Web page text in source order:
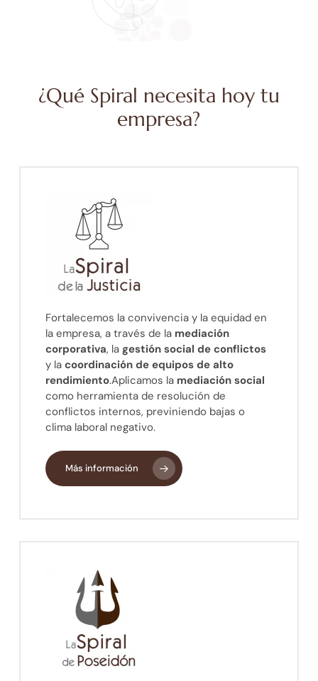
¿Qué Spiral necesita hoy tu
empresa?
Fortalecemos la convivencia y la equidad en
la empresa, a través de la mediación
corporativa, lagestión social de conflictos
y lacoordinación de equipos de alto
rendimiento.Aplicamos la mediación social
como herramienta de resolución de
conflictos internos, previniendo bajas o
clima laboral negativo.
Más información